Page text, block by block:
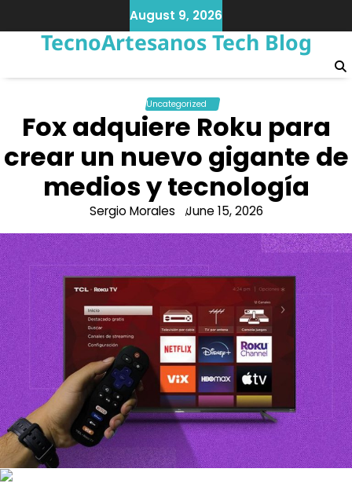
to
content
August 9, 2026
TecnoArtesanos Tech Blog
Uncategorized
Fox adquiere Roku para
crear un nuevo gigante de
medios y tecnología
Sergio Morales June 15, 2026